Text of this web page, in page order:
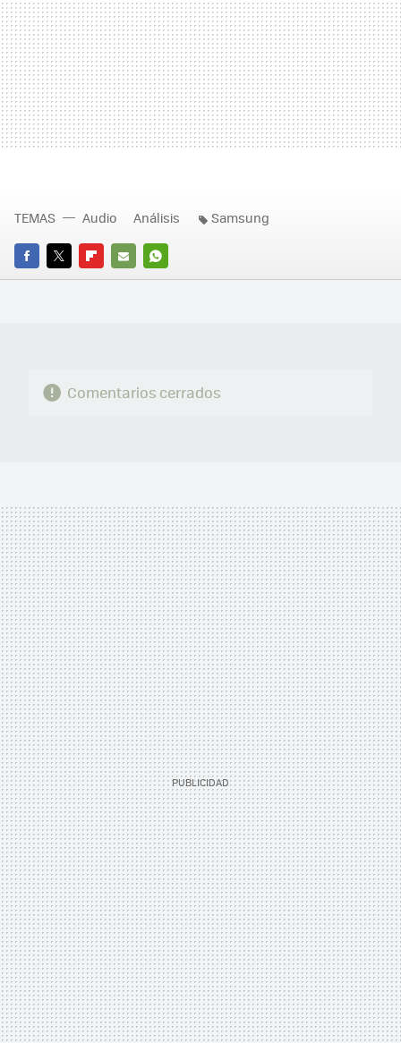
FACEBOOK
TWITTERFLIPBOARD
E-
WHATSAPP
TEMAS Audio Análisis Samsung
Comentarios cerrados